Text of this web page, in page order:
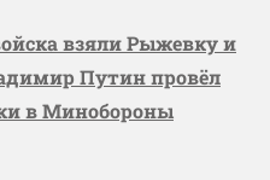
взяли Рыжевку и
Путин провёл
в Минобороны